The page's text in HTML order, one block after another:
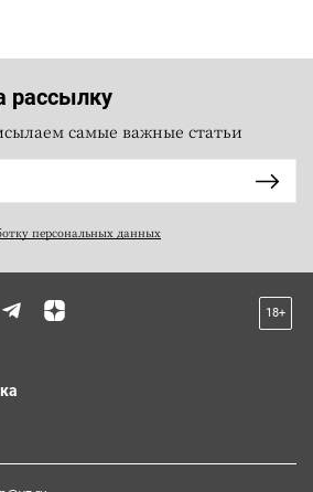
рассылку
самые важные статьи
персональных данных
18+